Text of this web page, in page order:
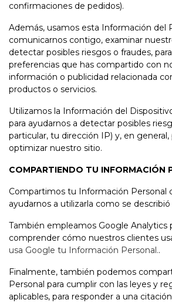
confirmaciones de pedidos).
Además, usamos esta Información del
comunicarnos contigo, examinar
detectar posibles riesgos o fraudes,
preferencias que has compartido con
información o publicidad relacionada
productos o servicios.
Utilizamos la Información del
para ayudarnos a detectar posibles
particular, tu dirección IP) y, en general,
optimizar nuestro sitio.
COMPARTIENDO TU INFORMACIÓN
Compartimos tu Información Personal
ayudarnos a utilizarla como se
También empleamos Google Analytics
comprender cómo nuestros clientes
usa Google tu Información Personal..
Finalmente, también podemos
Personal para cumplir con las leyes y
aplicables, para responder a una